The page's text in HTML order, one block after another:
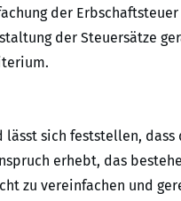
der
der Steuersätze
lässt sich feststellen, dass
erhebt, das
zu vereinfachen und